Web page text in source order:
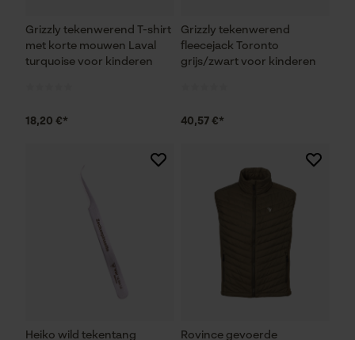
Grizzly tekenwerend T-shirt
met korte mouwen Laval
turquoise voor kinderen
18,20 €*
Grizzly tekenwerend
fleecejack Toronto
grijs/zwart voor kinderen
40,57 €*
Heiko wild tekentang
Rovince gevoerde